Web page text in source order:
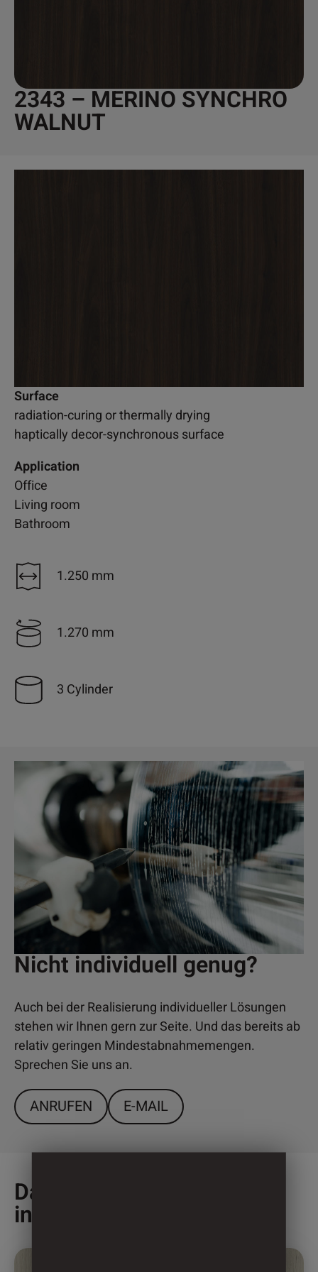
2343 – MERINO SYNCHRO
WALNUT
Surface
radiation-curing or thermally drying
haptically decor-synchronous surface
Application
Office
Living room
Bathroom
1.250 mm
1.270 mm
3 Cylinder
Nicht individuell genug?
Auch bei der Realisierung individueller Lösungen
stehen wir Ihnen gern zur Seite. Und das bereits ab
relativ geringen Mindestabnahmemengen.
Sprechen Sie uns an.
ANRUFEN E-MAIL
Das könnte Sie auch
interessieren
Dieses